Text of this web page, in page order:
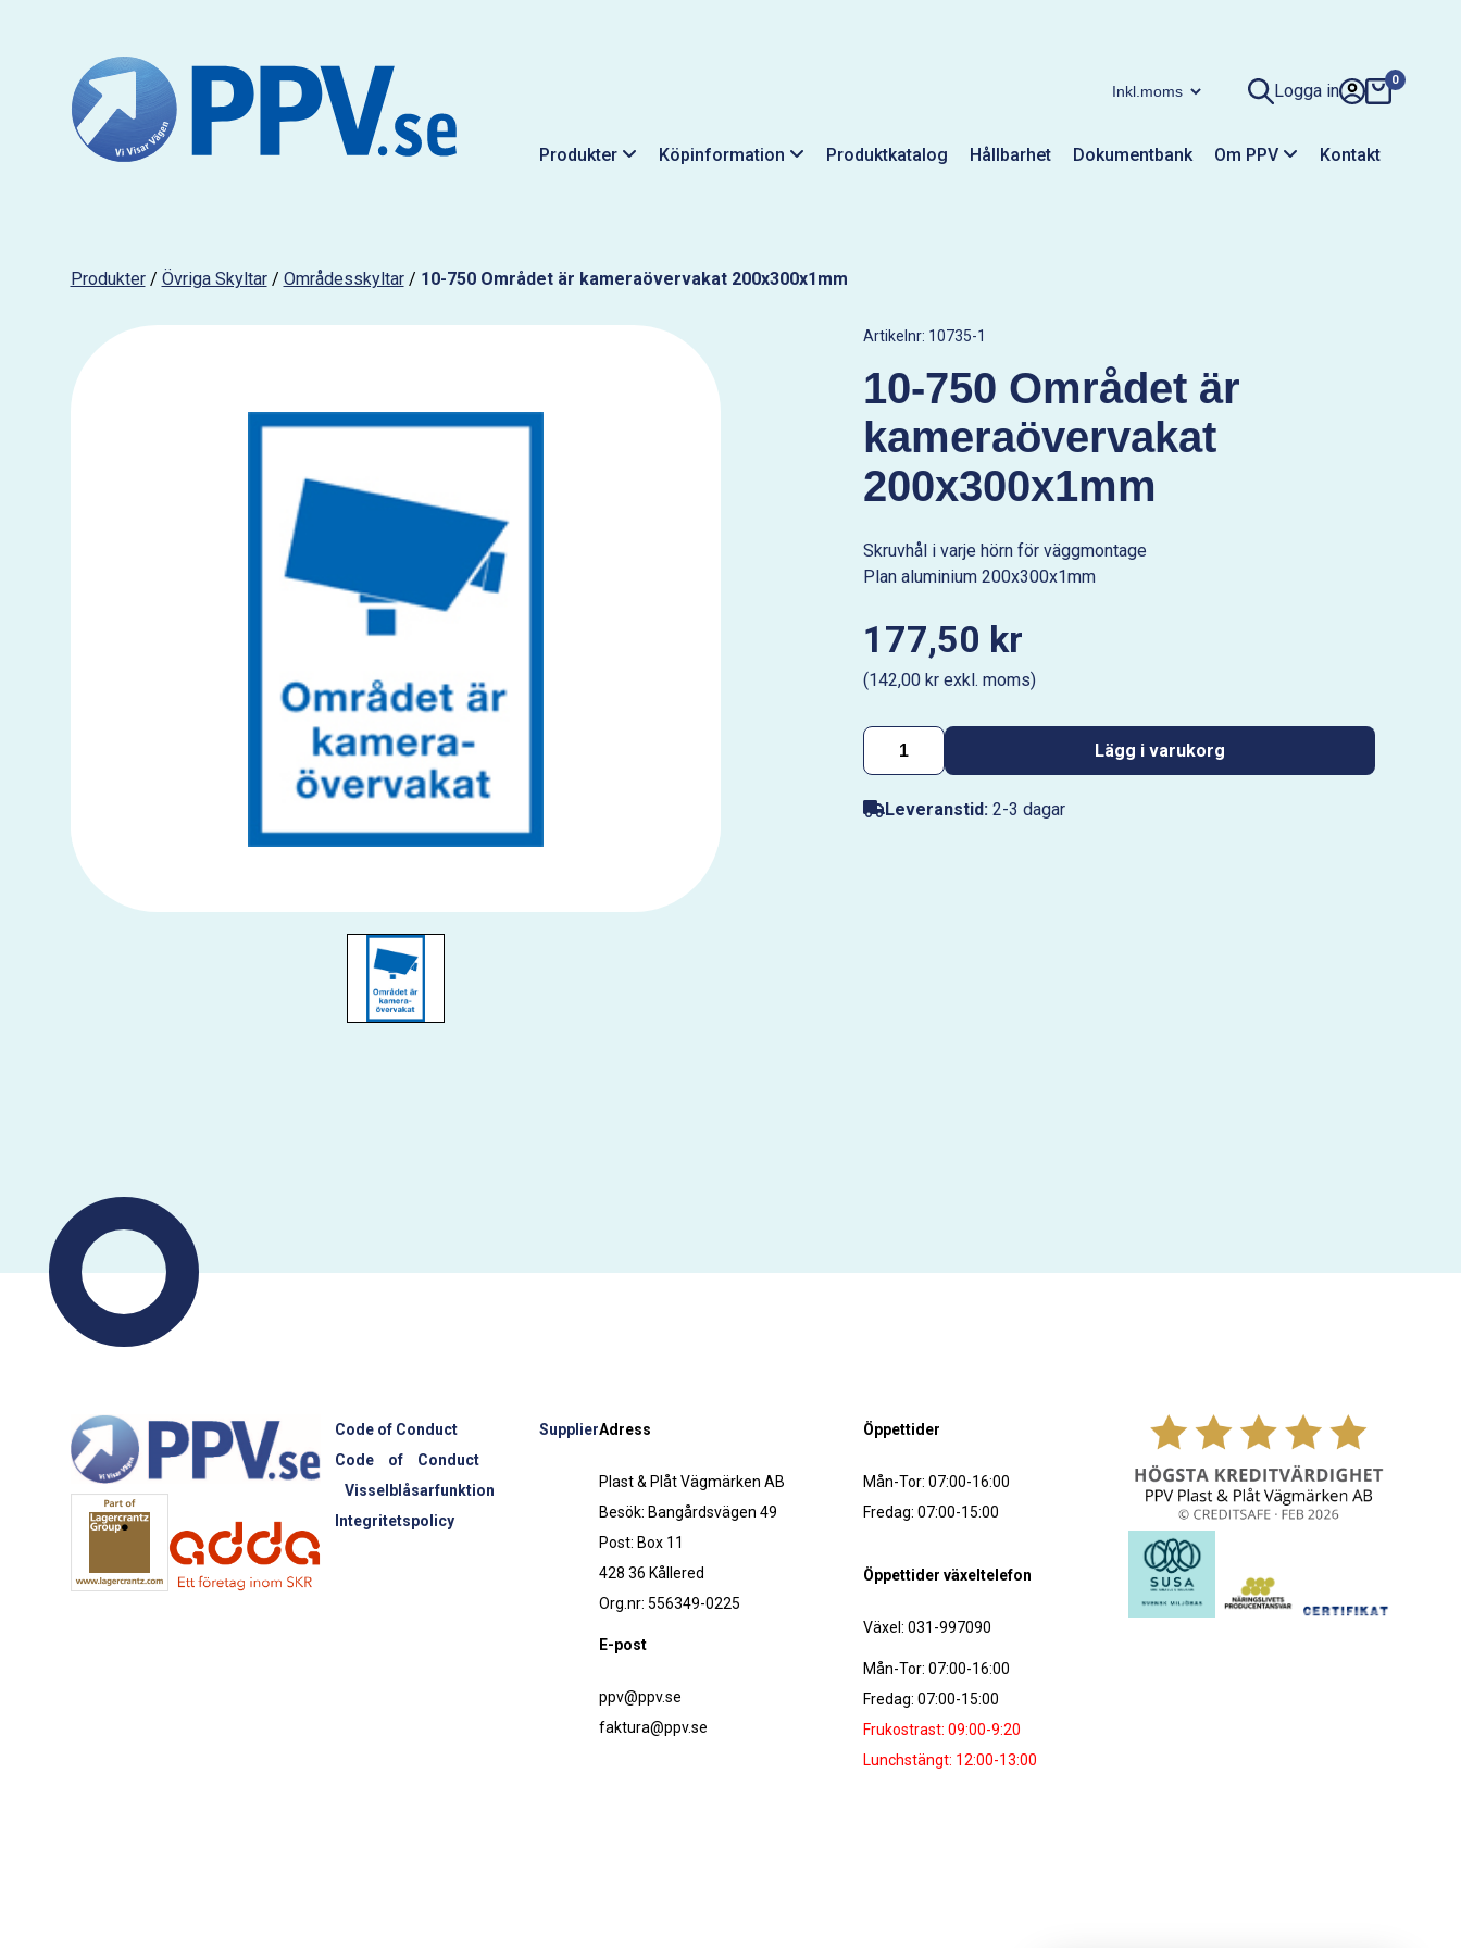
Logga in
0
Produkter Köpinformation Produktkatalog Hållbarhet Dokumentbank Om PPV Kontakt
Produkter/ Övriga Skyltar/ Områdesskyltar/ 10-750 Området är kameraövervakat 200x300x1mm
Artikelnr: 10735-1
10-750 Området är
kameraövervakat
200x300x1mm
Skruvhål i varje hörn för väggmontage
Plan aluminium 200x300x1mm
177,50 kr
(142,00 kr exkl. moms)
Lägg i varukorg
Leveranstid: 2-3 dagar
Code of Conduct
Supplier
Code of Conduct
Visselblåsarfunktion
Integritetspolicy
Adress
Plast & Plåt Vägmärken AB
Besök: Bangårdsvägen 49
Post: Box 11
428 36 Kållered
Org.nr: 556349-0225
E-post
ppv@ppv.se
faktura@ppv.se
Öppettider
Mån-Tor: 07:00-16:00
Fredag: 07:00-15:00
Öppettider växeltelefon
Växel: 031-997090
Mån-Tor: 07:00-16:00
Fredag: 07:00-15:00
Frukostrast: 09:00-9:20
Lunchstängt: 12:00-13:00